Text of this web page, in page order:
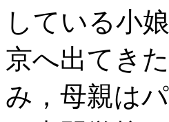
している小
京へ出てき
み，母親は